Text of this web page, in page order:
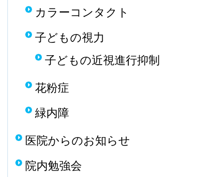
カラーコンタクト
子どもの視力
子どもの近視進行抑制
花粉症
緑内障
医院からのお知らせ
院内勉強会